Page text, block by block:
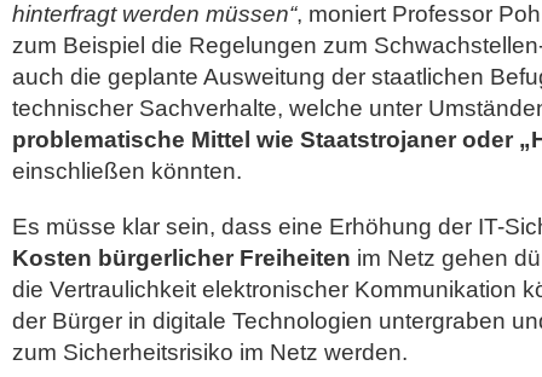
hinterfragt werden müssen“, moniert Professor
zum Beispiel die Regelungen zum
auch die geplante Ausweitung der staatlichen
technischer Sachverhalte, welche unter
problematische Mittel wie Staatstrojaner oder
einschließen könnten.
Es müsse klar sein, dass eine Erhöhung der IT-
Kosten bürgerlicher Freiheiten im Netz gehen
die Vertraulichkeit elektronischer Kommunikation
der Bürger in digitale Technologien untergraben
zum Sicherheitsrisiko im Netz werden.